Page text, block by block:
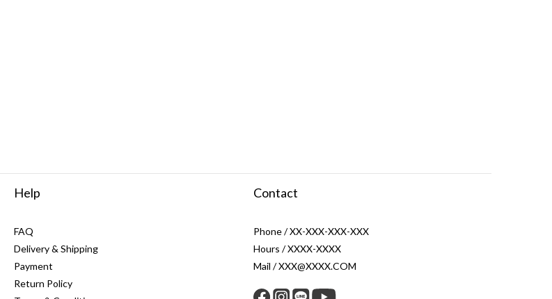
Help
FAQ
Delivery & Shipping
Payment
Return Policy
Contact
Phone / XX-XXX-XXX-XXX
Hours / XXXX-XXXX
Mail / XXX@XXXX.COM